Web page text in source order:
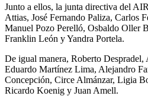
Junto a ellos, la junta directiva del
Attias, José Fernando Paliza, Carlos
Manuel Pozo Perelló, Osbaldo Oller
Franklin León y Yandra Portela.
De igual manera, Roberto Despradel,
Eduardo Martínez Lima, Alejandro
Concepción, Circe Almánzar, Ligia
Ricardo Koenig y Juan Amell.